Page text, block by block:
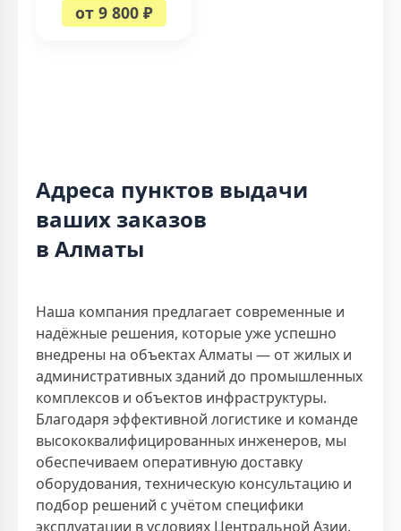
от 9 800 ₽
Адреса пунктов выдачи
ваших заказов
в Алматы
Наша компания предлагает современные и
надёжные решения, которые уже успешно
внедрены на объектах Алматы — от жилых и
административных зданий до промышленных
комплексов и объектов инфраструктуры.
Благодаря эффективной логистике и команде
высококвалифицированных инженеров, мы
обеспечиваем оперативную доставку
оборудования, техническую консультацию и
подбор решений с учётом специфики
эксплуатации в условиях Центральной Азии.